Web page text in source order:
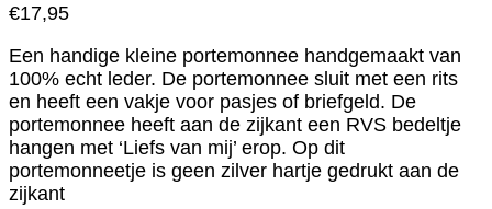
€17,95
Een handige kleine portemonnee handgemaakt van
100% echt leder. De portemonnee sluit met een rits
en heeft een vakje voor pasjes of briefgeld. De
portemonnee heeft aan de zijkant een RVS bedeltje
hangen met ‘Liefs van mij’ erop. Op dit
portemonneetje is geen zilver hartje gedrukt aan de
zijkant